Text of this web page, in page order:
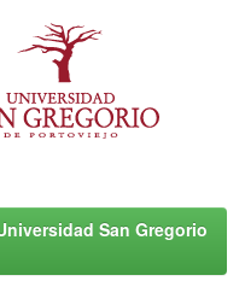
San Gregorio